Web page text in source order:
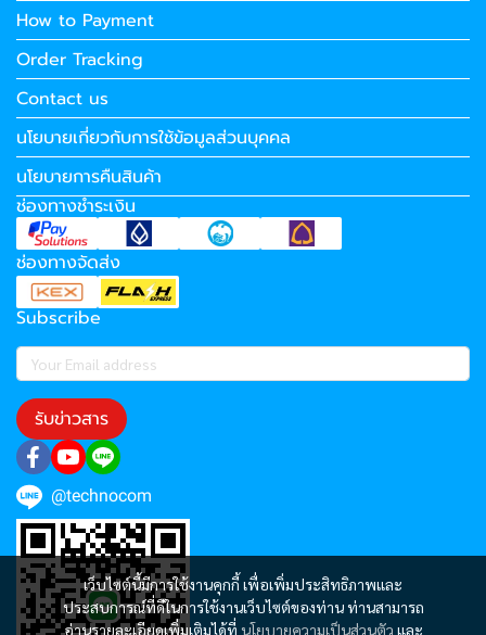
เว็บไซต์นี้มีการใช้งานคุกกี้ เพื่อเพิ่มประสิทธิภาพและ
ประสบการณ์ที่ดีในการใช้งานเว็บไซต์ของท่าน ท่านสามารถ
อ่านรายละเอียดเพิ่มเติมได้ที่ นโยบายความเป็นส่วนตัว และ
How to Payment
Order Tracking
Contact us
นโยบายเกี่ยวกับการใช้ข้อมูลส่วนบุคคล
นโยบายการคืนสินค้า
ช่องทางชำระเงิน
ช่องทางจัดส่ง
Subscribe
รับข่าวสาร
@technocom